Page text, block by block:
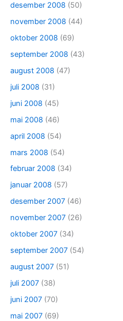
desember 2008 (50)
november 2008 (44)
oktober 2008 (69)
september 2008 (43)
august 2008 (47)
juli 2008 (31)
juni 2008 (45)
mai 2008 (46)
april 2008 (54)
mars 2008 (54)
februar 2008 (34)
januar 2008 (57)
desember 2007 (46)
november 2007 (26)
oktober 2007 (34)
september 2007 (54)
august 2007 (51)
juli 2007 (38)
juni 2007 (70)
mai 2007 (69)